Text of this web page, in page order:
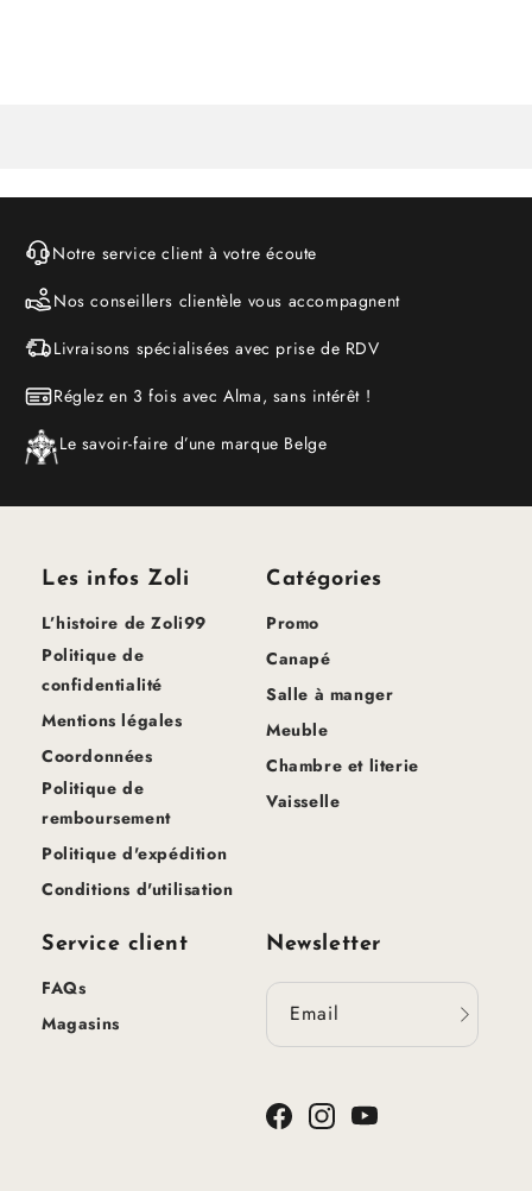
Notre service client à votre écoute
Nos conseillers clientèle vous accompagnent
Livraisons spécialisées avec prise de RDV
Réglez en 3 fois avec Alma, sans intérêt !
Le savoir-faire d’une marque Belge
Les infos Zoli
L’histoire de Zoli99
Politique de
confidentialité
Mentions légales
Coordonnées
Politique de
remboursement
Politique d'expédition
Conditions d'utilisation
Catégories
Promo
Canapé
Salle à manger
Meuble
Chambre et literie
Vaisselle
Service client
FAQs
Magasins
Newsletter
Email
FacebookInstagramYouTube